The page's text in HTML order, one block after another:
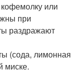
или
при
раздражают
(сода, лимонная
миске.